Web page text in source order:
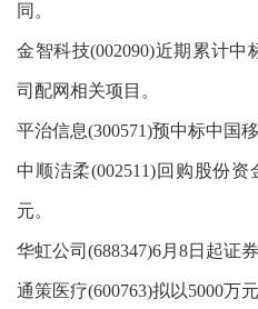
同。
金智科技(002090)近期累计中
司配网相关项目。
平治信息(300571)预中标中国
中顺洁柔(002511)回购股份
元。
华虹公司(688347)6月8日起证
通策医疗(600763)拟以5000万